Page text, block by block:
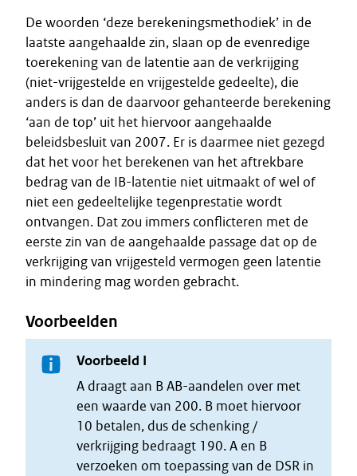
De woorden ‘deze berekeningsmethodiek’ in de
laatste aangehaalde zin, slaan op de evenredige
toerekening van de latentie aan de verkrijging
(niet-vrijgestelde en vrijgestelde gedeelte), die
anders is dan de daarvoor gehanteerde berekening
‘aan de top’ uit het hiervoor aangehaalde
beleidsbesluit van 2007. Er is daarmee niet gezegd
dat het voor het berekenen van het aftrekbare
bedrag van de IB-latentie niet uitmaakt of wel of
niet een gedeeltelijke tegenprestatie wordt
ontvangen. Dat zou immers conflicteren met de
eerste zin van de aangehaalde passage dat op de
verkrijging van vrijgesteld vermogen geen latentie
in mindering mag worden gebracht.
Voorbeelden
Voorbeeld I
A draagt aan B AB-aandelen over met
een waarde van 200. B moet hiervoor
10 betalen, dus de schenking /
verkrijging bedraagt 190. A en B
verzoeken om toepassing van de DSR in